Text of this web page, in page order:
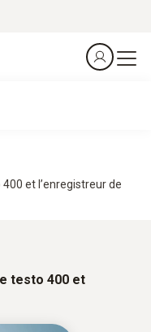
et l’enregistreur de
testo 400 et